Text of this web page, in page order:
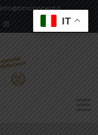
info@bmconcept.it
IT